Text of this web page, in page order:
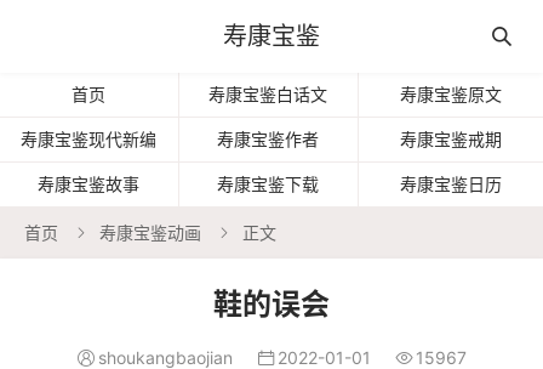
寿康宝鉴 
首页 寿康宝鉴白话文 寿康宝鉴原文
寿康宝鉴现代新编 寿康宝鉴作者 寿康宝鉴戒期
寿康宝鉴故事 寿康宝鉴下载 寿康宝鉴日历
首页  寿康宝鉴动画  正文
鞋的误会
 shoukangbaojian  2022-01-01  15967